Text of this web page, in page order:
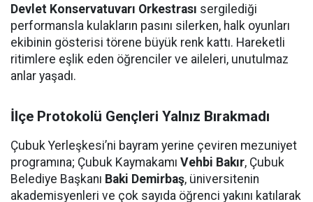
Devlet Konservatuvarı Orkestrası sergilediği
performansla kulakların pasını silerken, halk oyunları
ekibinin gösterisi törene büyük renk kattı. Hareketli
ritimlere eşlik eden öğrenciler ve aileleri, unutulmaz
anlar yaşadı.
İlçe Protokolü Gençleri Yalnız Bırakmadı
Çubuk Yerleşkesi’ni bayram yerine çeviren mezuniyet
programına; Çubuk Kaymakamı Vehbi Bakır, Çubuk
Belediye Başkanı Baki Demirbaş, üniversitenin
akademisyenleri ve çok sayıda öğrenci yakını katılarak